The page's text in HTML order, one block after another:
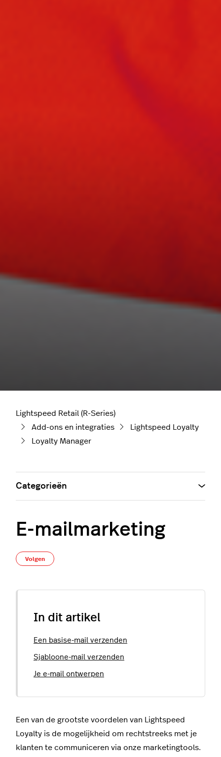
Lightspeed Retail (R-Series)
Add-ons en integraties
Lightspeed Loyalty
Loyalty Manager
E-mailmarketing
Volgen
In dit artikel
Een basise-mail verzenden
Sjabloone-mail verzenden
Je e-mail ontwerpen
Een van de grootste voordelen van Lightspeed
Loyalty is de mogelijkheid om rechtstreeks met je
klanten te communiceren via onze marketingtools.
Categorieën